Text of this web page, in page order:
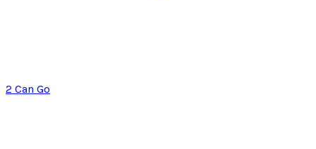
2 Can Go